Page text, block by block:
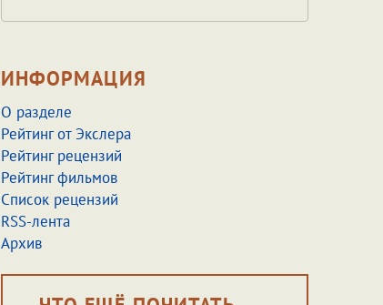
ИНФОРМАЦИЯ
О разделе
Рейтинг от Экслера
Рейтинг рецензий
Рейтинг фильмов
Список рецензий
RSS-лента
Архив